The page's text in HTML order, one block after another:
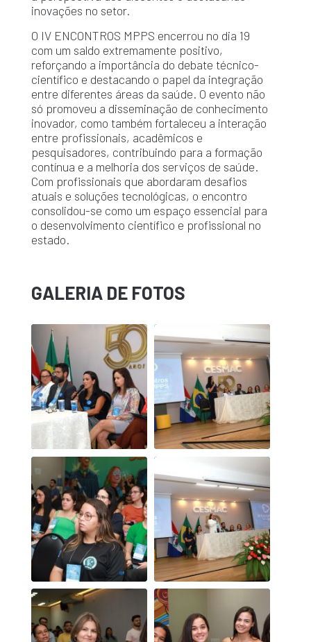
inovações no setor.
O IV ENCONTROS MPPS encerrou no dia 19
com um saldo extremamente positivo,
reforçando a importância do debate técnico-
científico e destacando o papel da integração
entre diferentes áreas da saúde. O evento não
só promoveu a disseminação de conhecimento
inovador, como também fortaleceu a interação
entre profissionais, acadêmicos e
pesquisadores, contribuindo para a formação
contínua e a melhoria dos serviços de saúde.
Com profissionais que abordaram desafios
atuais e soluções tecnológicas, o encontro
consolidou-se como um espaço essencial para
o desenvolvimento científico e profissional no
estado.
GALERIA DE FOTOS